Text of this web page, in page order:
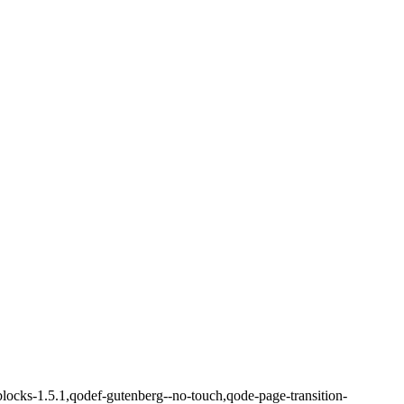
1.5.1,qodef-gutenberg--no-touch,qode-page-transition-